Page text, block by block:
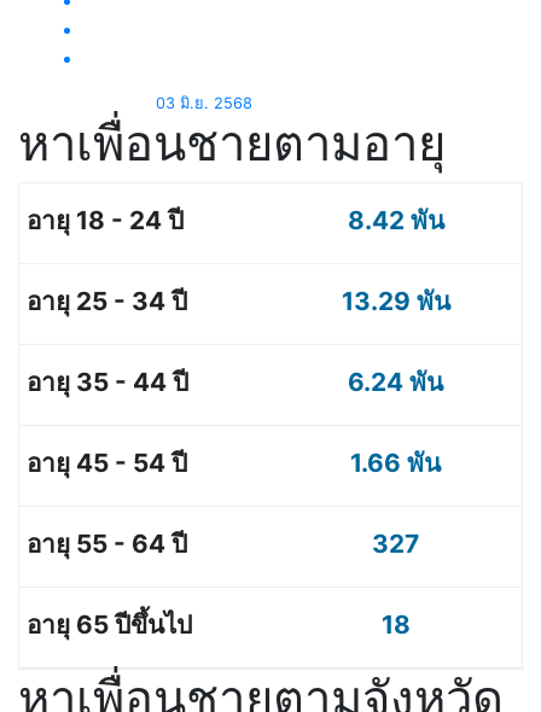
03 มิ.ย. 2568
หาเพื่อนชายตามอายุ
8.42 พัน
13.29 พัน
6.24 พัน
1.66 พัน
327
18
หาเพื่อนชายตามจังหวัด